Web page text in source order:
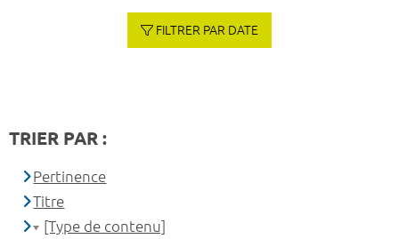
FILTRER PAR DATE
TRIER PAR :
Pertinence
Titre
[Type de contenu]